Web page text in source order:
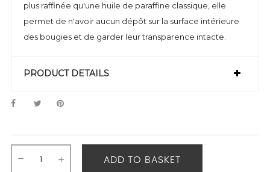
plus raffinée qu'une huile de paraffine classique, elle
permet de n'avoir aucun dépôt sur la surface intérieure
des bougies et de garder leur transparence intacte.
PRODUCT DETAILS
ADD TO BASKET